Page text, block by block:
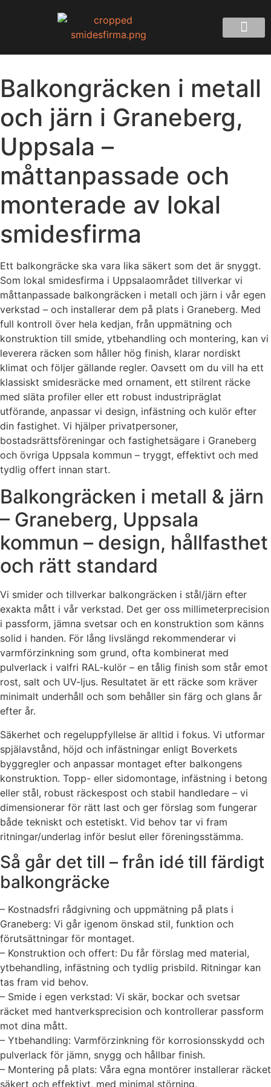
Balkongräcken i metall
och järn i Graneberg,
Uppsala –
måttanpassade och
monterade av lokal
smidesfirma
Ett balkongräcke ska vara lika säkert som det är snyggt.
Som lokal smidesfirma i Uppsalaområdet tillverkar vi
måttanpassade balkongräcken i metall och järn i vår egen
verkstad – och installerar dem på plats i Graneberg. Med
full kontroll över hela kedjan, från uppmätning och
konstruktion till smide, ytbehandling och montering, kan vi
leverera räcken som håller hög finish, klarar nordiskt
klimat och följer gällande regler. Oavsett om du vill ha ett
klassiskt smidesräcke med ornament, ett stilrent räcke
med släta profiler eller ett robust industripräglat
utförande, anpassar vi design, infästning och kulör efter
din fastighet. Vi hjälper privatpersoner,
bostadsrättsföreningar och fastighetsägare i Graneberg
och övriga Uppsala kommun – tryggt, effektivt och med
tydlig offert innan start.
Balkongräcken i metall & järn
– Graneberg, Uppsala
kommun – design, hållfasthet
och rätt standard
Vi smider och tillverkar balkongräcken i stål/järn efter
exakta mått i vår verkstad. Det ger oss millimeterprecision
i passform, jämna svetsar och en konstruktion som känns
solid i handen. För lång livslängd rekommenderar vi
varmförzinkning som grund, ofta kombinerat med
pulverlack i valfri RAL-kulör – en tålig finish som står emot
rost, salt och UV-ljus. Resultatet är ett räcke som kräver
minimalt underhåll och som behåller sin färg och glans år
efter år.
Säkerhet och regeluppfyllelse är alltid i fokus. Vi utformar
spjälavstånd, höjd och infästningar enligt Boverkets
byggregler och anpassar montaget efter balkongens
konstruktion. Topp- eller sidomontage, infästning i betong
eller stål, robust räckespost och stabil handledare – vi
dimensionerar för rätt last och ger förslag som fungerar
både tekniskt och estetiskt. Vid behov tar vi fram
ritningar/underlag inför beslut eller föreningsstämma.
Så går det till – från idé till färdigt
balkongräcke
– Kostnadsfri rådgivning och uppmätning på plats i
Graneberg: Vi går igenom önskad stil, funktion och
förutsättningar för montaget.
– Konstruktion och offert: Du får förslag med material,
ytbehandling, infästning och tydlig prisbild. Ritningar kan
tas fram vid behov.
– Smide i egen verkstad: Vi skär, bockar och svetsar
räcket med hantverksprecision och kontrollerar passform
mot dina mått.
– Ytbehandling: Varmförzinkning för korrosionsskydd och
pulverlack för jämn, snygg och hållbar finish.
– Montering på plats: Våra egna montörer installerar räcket
säkert och effektivt, med minimal störning.